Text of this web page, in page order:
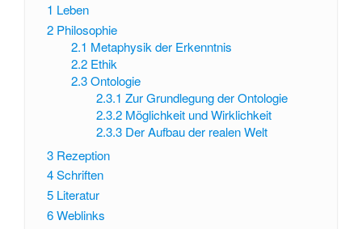
1 Leben
2 Philosophie
2.1 Metaphysik der Erkenntnis
2.2 Ethik
2.3 Ontologie
2.3.1 Zur Grundlegung der Ontologie
2.3.2 Möglichkeit und Wirklichkeit
2.3.3 Der Aufbau der realen Welt
3 Rezeption
4Schriften
5 Literatur
6Weblinks